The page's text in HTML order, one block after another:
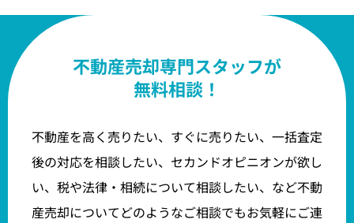
不動産売却専門スタッフが
無料相談！
不動産を高く売りたい、すぐに売りたい、一括査定
後の対応を相談したい、セカンドオピニオンが欲し
い、税や法律・相続について相談したい、など不動
産売却についてどのようなご相談でもお気軽にご連